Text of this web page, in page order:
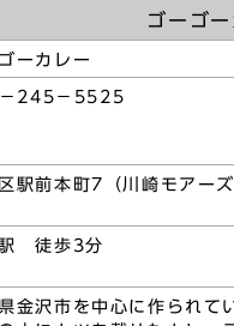
ゴーゴ
ーカレー
245－5525
駅前本町7（川崎モアーズ
徒歩3分
金沢市を中心に作られて